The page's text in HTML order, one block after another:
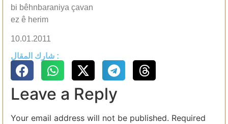
bi bêhnbaraniya çavan
ez ê herim
10.01.2011
شارك المقال :
Leave a Reply
Your email address will not be published. Required